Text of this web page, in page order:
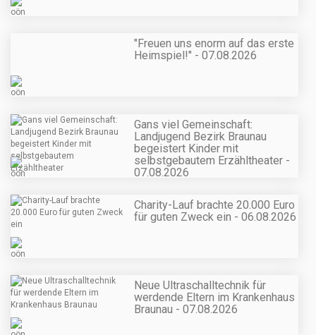
"Freuen uns enorm auf das erste
Heimspiel!" - 07.08.2026
Gans viel Gemeinschaft:
Landjugend Bezirk Braunau
begeistert Kinder mit
selbstgebautem Erzähltheater -
07.08.2026
Charity-Lauf brachte 20.000 Euro
für guten Zweck ein - 06.08.2026
Neue Ultraschalltechnik für
werdende Eltern im Krankenhaus
Braunau - 07.08.2026